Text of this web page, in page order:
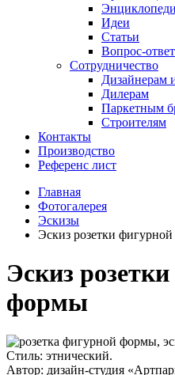
Идеи
Статьи
Вопрос-ответ
Сотрудничество
Дизайнерам
Дилерам
Паркетным
Строителям
Контакты
Производство
Референс лист
Главная
Фотогалерея
Эскизы
Эскиз розетки
Эскиз
формы
Стиль: этнический.
Автор: дизайн-студия